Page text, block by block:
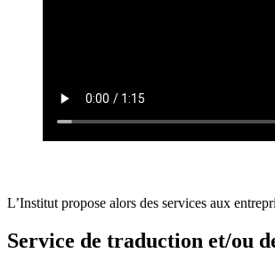
L’Institut propose alors des services aux
Service de traduction et/ou